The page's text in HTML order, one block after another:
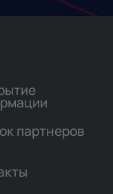
партнеров